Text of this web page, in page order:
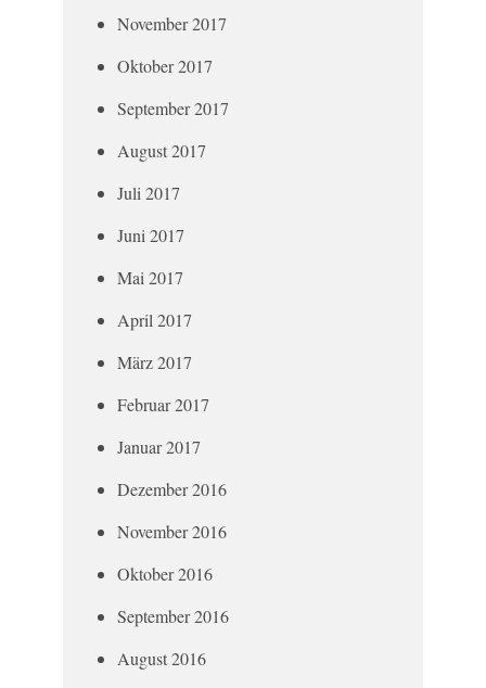
November 2017
Oktober 2017
September 2017
August 2017
Juli 2017
Juni 2017
Mai 2017
April 2017
März 2017
Februar 2017
Januar 2017
Dezember 2016
November 2016
Oktober 2016
September 2016
August 2016